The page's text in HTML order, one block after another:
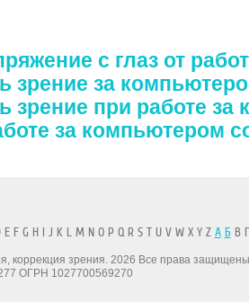
с глаз от
зрение за
зрение при работе
за компьютером
F G H I J K L M N O P Q R S T U V W X Y Z А БВ
коррекция зрения. 2026 Все права
ОГРН 1027700569270